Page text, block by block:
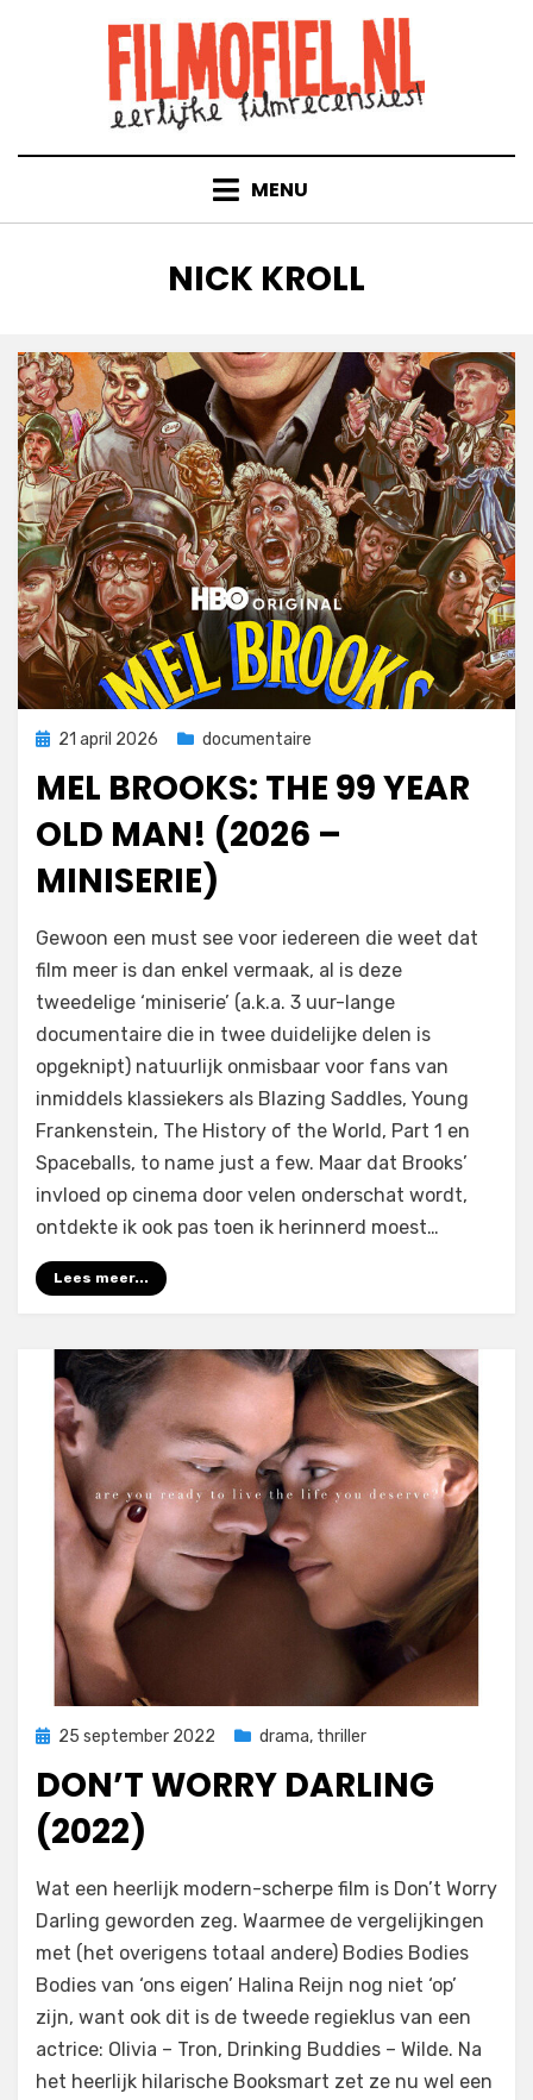
MENU
TAG
:
NICK KROLL
Geplaatst
21 april 2026 documentaire
MEL BROOKS: THE 99 YEAR
OLD MAN! (2026 –
MINISERIE)
Gewoon een must see voor iedereen die weet dat
film meer is dan enkel vermaak, al is deze
tweedelige ‘miniserie’ (a.k.a. 3 uur-lange
documentaire die in twee duidelijke delen is
opgeknipt) natuurlijk onmisbaar voor fans van
inmiddels klassiekers als Blazing Saddles, Young
Frankenstein, The History of the World, Part 1 en
Spaceballs, to name just a few. Maar dat Brooks’
invloed op cinema door velen onderschat wordt,
ontdekte ik ook pas toen ik herinnerd moest…
Lees meer...
Geplaatst
25 september 2022 drama, thriller
DON’T WORRY DARLING
(2022)
door Filmofiel.nl
Wat een heerlijk modern-scherpe film is Don’t Worry
Darling geworden zeg. Waarmee de vergelijkingen
met (het overigens totaal andere) Bodies Bodies
Bodies van ‘ons eigen’ Halina Reijn nog niet ‘op’
zijn, want ook dit is de tweede regieklus van een
actrice: Olivia – Tron, Drinking Buddies – Wilde. Na
het heerlijk hilarische Booksmart zet ze nu wel een